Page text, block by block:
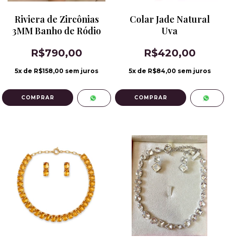
Riviera de Zircônias
3MM Banho de Ródio
R$790,00
5x de R$158,00 sem juros
Colar Jade Natural
Uva
R$420,00
5x de R$84,00 sem juros